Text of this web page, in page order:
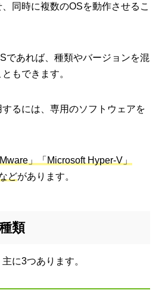
同時に複数のOSを動作させるこ
であれば、種類やバージョンを混
もできます。
るには、専用のソフトウェアを
」「Microsoft Hyper-V」
どがあります。
類
に3つあります。